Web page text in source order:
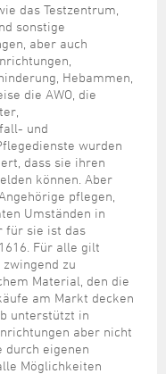
das Testzentrum,
sonstige
aber auch
Hebammen,
die AWO, die
und
wurden
dass sie ihren
können. Aber
pflegen,
Umständen in
für sie ist das
Für alle gilt
zu
Material, den die
am Markt decken
unterstützt in
aber nicht
durch eigenen
Möglichkeiten